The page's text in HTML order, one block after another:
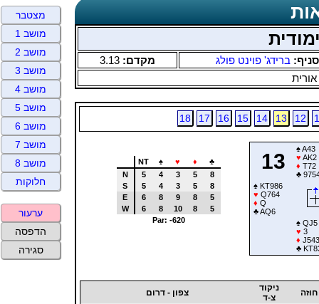
סניף: ברידג' פוינט פולג מקדם: 3.13
אורית
12
13
14
15
16
17
18
13
♠A43
♥ AK2
♦ T72
♣
♠ KT986
♥ Q764
♦ Q
♣AQ6
♠ QJ5
♥ 3
♦ J543
♣
NT ♠ ♥ ♦
♣
N
5 4 3 5
8
S
5 4 3 5
8
E
6 8 9 8
5
W
6 8 10 8
5
Par: -620
חוזה
ניקוד
צ-ד
צפון - דרום
מצטבר
מושב 1
מושב 2
מושב 3
מושב 4
מושב 5
מושב 6
מושב 7
מושב 8
חלוקות
ערעור
הדפסה
סגירה